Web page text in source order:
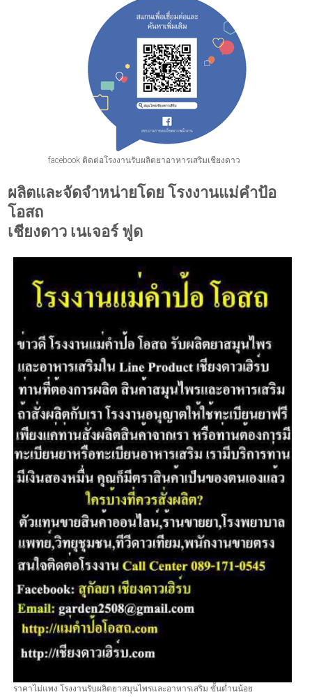
facebook ติดต่อโรงงานรับผลิตยาอาหารเสริมเชียงดาว
ผลิตและจัดจำหน่ายโดย โรงงานแม่คำป้อ
โอสถ
เชียงดาว เนเจอร์ ฟูด
ราคาไม่แพง โรงงานรับผลิตยาสมุนไพรและอาหารเสริม ขั้นต่ำนน้อย